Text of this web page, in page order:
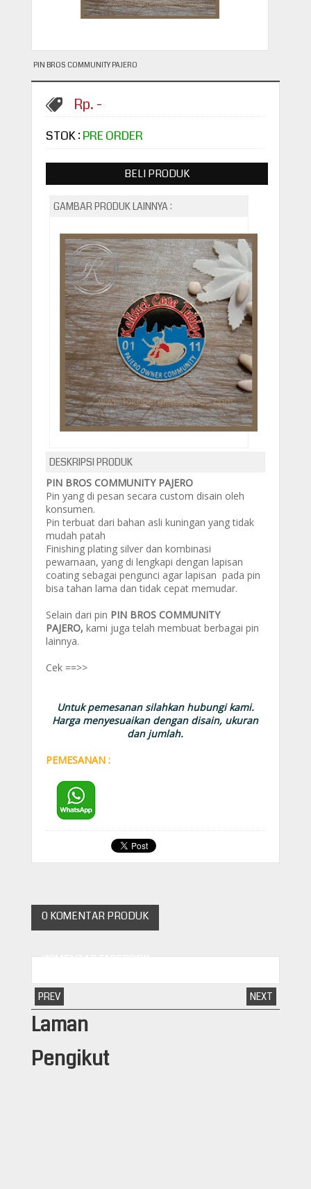
PIN BROS COMMUNITY PAJERO
Rp. -
STOK : PRE ORDER
BELI PRODUK
GAMBAR PRODUK LAINNYA :
DESKRIPSI PRODUK
PIN BROS COMMUNITY PAJERO
Pin yang di pesan secara custom disain oleh
konsumen.
Pin terbuat dari bahan asli kuningan yang tidak
mudah patah
Finishing plating silver dan kombinasi
pewarnaan, yang di lengkapi dengan lapisan
coating sebagai pengunci agar lapisan pada pin
bisa tahan lama dan tidak cepat memudar.
Selain dari pin PIN BROS COMMUNITY
PAJERO, kami juga telah membuat berbagai pin
lainnya.
Cek ==>>
Untuk pemesanan silahkan hubungi kami.
Harga menyesuaikan dengan disain, ukuran
dan jumlah.
PEMESANAN :
0 KOMENTAR PRODUK
KOMENTAR FACEBOOK
PREV NEXT
Laman
Pengikut